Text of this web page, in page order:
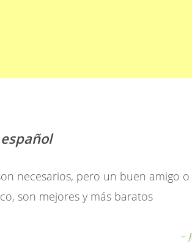
necesarios, pero un buen amigo o
son mejores y más baratos
-